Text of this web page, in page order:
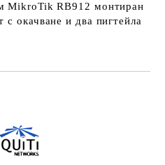
MikroTik RB912 монтиран
окачване и два пигтейла